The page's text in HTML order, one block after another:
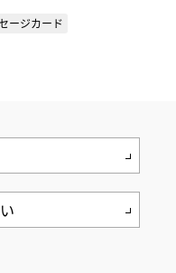
ージカード